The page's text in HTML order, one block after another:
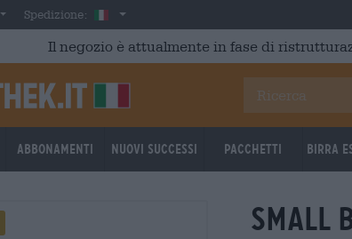
ItalianSpedizione: Italia
Il negozio è attualmente in fase di
Abbonamenti Nuovi successi Pacchetti Birra
Untappd: 3,48
small